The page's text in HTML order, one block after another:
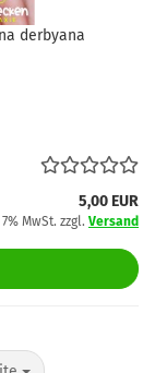
derbyana
5,00 EUR
MwSt. zzgl. Versand